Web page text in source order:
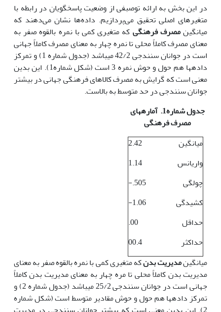
در این بخش به ارائه توصبفی از وضعیت پاسخگویان در رابطه با
متغیرهای اصلی تحقیق می‌پردازیم. داده‌ها نشان می‌دهند که
میانگینمصرف فرهنگی که متغیری کمی با نمره بالقوه صفر به
معنای مصرف کاملاً محلی تا نمره چهار به معنای مصرف کاملاً جهانی
است در جوانان سنندجی 42/2 می‏باشد (جدول شماره 1) و تمرکز
داده‏ها هم حول و حوش نمره 3 است (شکل شماره1). این بدین
معنی است که گرایش به مصرف کالاهای فرهنگی جهانی در بیشتر
جوانان سنندجی در حد متوسط به بالاست.
جدول شماره1. آماره‏های
مصرف فرهنگی
میانگین
2.42
واریانس
1.14
چولگی
-.505
کشیدگی
-1.06
حداقل
.00
حداکثر
00.4
میانگینمدیریت بدنکه متغیری کمی با نمره بالقوه صفر به معنای
مدیریت بدن کاملاً محلی تا مره چهار به معنای مدیریت بدن کاملاً
جهانی است در جوانان سنندجی 25/2 می‏باشد (جدول شماره 2) و
تمرکز داده‏ها هم حول و حوش مقادیر متوسط است (شکل شماره